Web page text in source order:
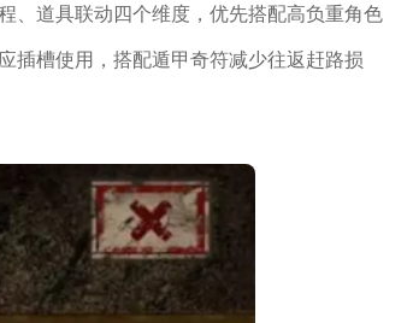
、道具联动四个维度，优先搭配高负重角色
插槽使用，搭配遁甲奇符减少往返赶路损